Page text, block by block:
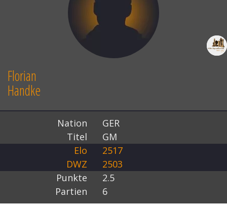
Florian
Handke
Nation
GER
Titel
GM
Elo
2517
DWZ
2503
Punkte
2.5
Partien
6